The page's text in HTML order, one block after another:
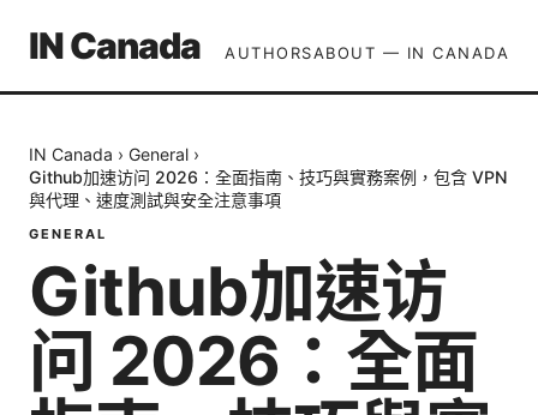
IN Canada AUTHORSABOUT — IN CANADA
IN Canada › General ›
Github加速访问 2026：全面指南、技巧與實務案例，包含 VPN
與代理、速度測試與安全注意事項
GENERAL
Github加速访
问 2026：全面